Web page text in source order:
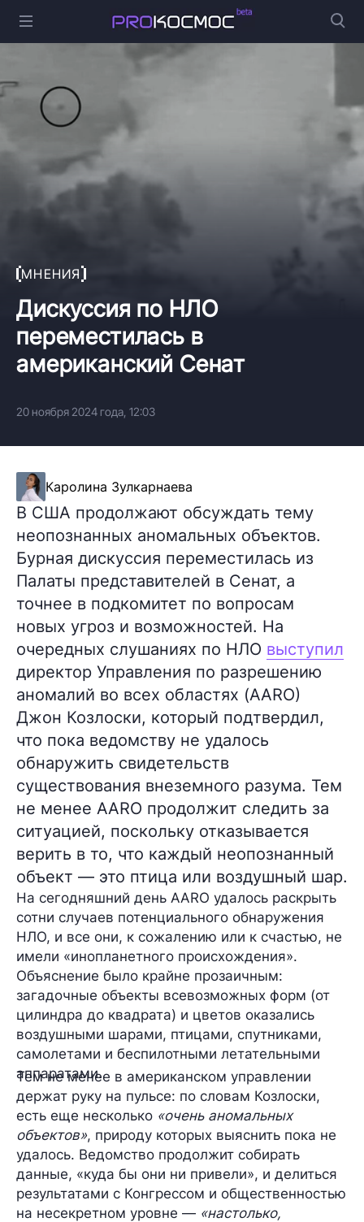
МНЕНИЯ
Дискуссия по НЛО
переместилась в
американский Сенат
20 ноября 2024 года, 12:03
Каролина Зулкарнаева
В США продолжают обсуждать тему
неопознанных аномальных объектов.
Бурная дискуссия переместилась из
Палаты представителей в Сенат, а
точнее в подкомитет по вопросам
новых угроз и возможностей. На
очередных слушаниях по НЛО выступил
директор Управления по разрешению
аномалий во всех областях (AARO)
Джон Козлоски, который подтвердил,
что пока ведомству не удалось
обнаружить свидетельств
существования внеземного разума. Тем
не менее AARO продолжит следить за
ситуацией, поскольку отказывается
верить в то, что каждый неопознанный
объект — это птица или воздушный шар.
На сегодняшний день AARO удалось раскрыть
сотни случаев потенциального обнаружения
НЛО, и все они, к сожалению или к счастью, не
имели «инопланетного происхождения».
Объяснение было крайне прозаичным:
загадочные объекты всевозможных форм (от
цилиндра до квадрата) и цветов оказались
воздушными шарами, птицами, спутниками,
самолетами и беспилотными летательными
аппаратами.
Тем не менее в американском управлении
держат руку на пульсе: по словам Козлоски,
есть еще несколько «очень аномальных
объектов», природу которых выяснить пока не
удалось. Ведомство продолжит собирать
данные, «куда бы они ни привели», и делиться
результатами с Конгрессом и общественностью
на несекретном уровне — «настолько,